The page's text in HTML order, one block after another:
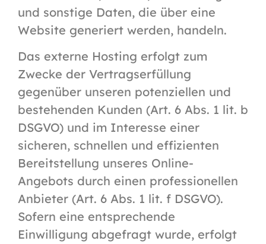
und sonstige Daten, die über eine
Website generiert werden, handeln.
Das externe Hosting erfolgt zum
Zwecke der Vertragserfüllung
gegenüber unseren potenziellen und
bestehenden Kunden (Art. 6 Abs. 1 lit. b
DSGVO) und im Interesse einer
sicheren, schnellen und effizienten
Bereitstellung unseres Online-
Angebots durch einen professionellen
Anbieter (Art. 6 Abs. 1 lit. f DSGVO).
Sofern eine entsprechende
Einwilligung abgefragt wurde, erfolgt